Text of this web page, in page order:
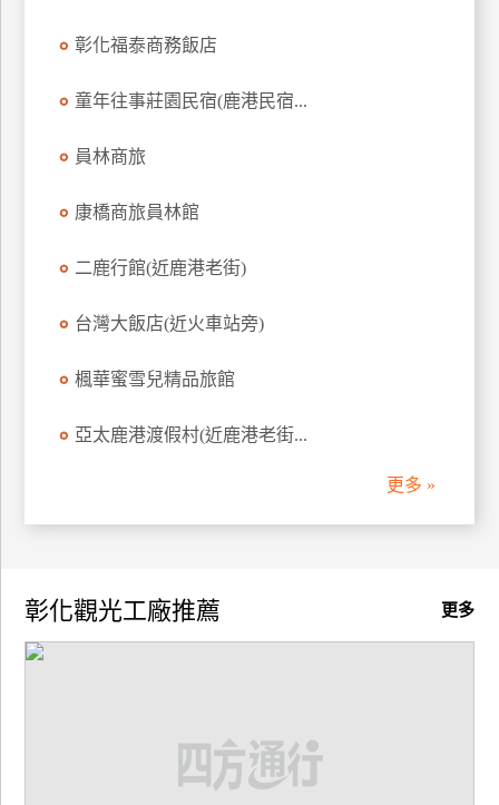
彰化福泰商務飯店
童年往事莊園民宿(鹿港民宿...
員林商旅
康橋商旅員林館
二鹿行館(近鹿港老街)
台灣大飯店(近火車站旁)
楓華蜜雪兒精品旅館
亞太鹿港渡假村(近鹿港老街...
更多 »
更多
彰化觀光工廠推薦